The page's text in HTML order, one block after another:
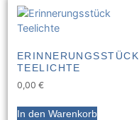
ERINNERUNGSSTÜCK
TEELICHTE
0,00 €
In den Warenkorb